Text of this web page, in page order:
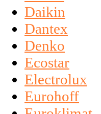
Daikin
Dantex
Denko
Ecostar
Electrolux
Eurohoff